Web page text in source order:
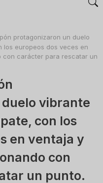
protagonizaron un duelo
los europeos dos veces en
con carácter para rescatar un
vibrante
con los
en ventaja y
con
un punto.